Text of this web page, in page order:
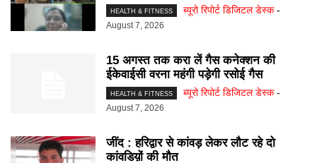
HEALTH & FITNESS ब्यूरो रिपोर्ट डिजिटल डेस्क -
August 7, 2026
15 अगस्त तक करा लें गैस कनेक्शन की
ईकेवाईसी वरना महंगी पड़ेगी रसोई गैस
HEALTH & FITNESS ब्यूरो रिपोर्ट डिजिटल डेस्क -
August 7, 2026
जींद : हरिद्वार से कांवड़ लेकर लौट रहे दो
कांवडिय़ों की मौत